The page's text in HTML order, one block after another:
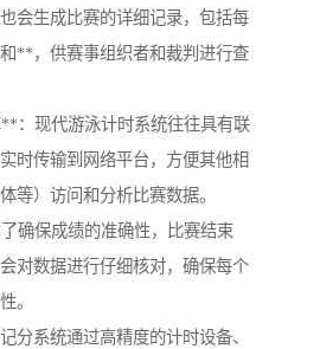
会生成比赛的详细记录，包括每
**，供赛事组织者和裁判进行查
：现代游泳计时系统往往具有联
时传输到网络平台，方便其他相
等）访问和分析比赛数据。
确保成绩的准确性，比赛结束
对数据进行仔细核对，确保每个
。
分系统通过高精度的计时设备、